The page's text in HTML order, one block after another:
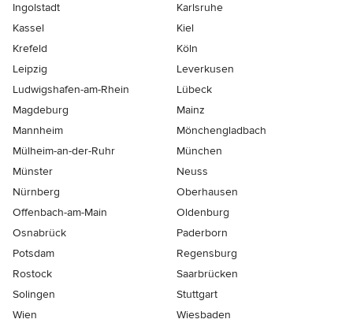
Ingolstadt
Karlsruhe
Kassel
Kiel
Krefeld
Köln
Leipzig
Leverkusen
Ludwigshafen-am-Rhein
Lübeck
Magdeburg
Mainz
Mannheim
Mönchen­gladbach
Mülheim-an-der-Ruhr
München
Münster
Neuss
Nürnberg
Oberhausen
Offenbach-am-Main
Oldenburg
Osnabrück
Paderborn
Potsdam
Regensburg
Rostock
Saarbrücken
Solingen
Stuttgart
Wien
Wiesbaden